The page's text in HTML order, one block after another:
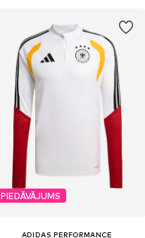
PIEDĀVĀJUMS
ADIDAS PERFORMANCE